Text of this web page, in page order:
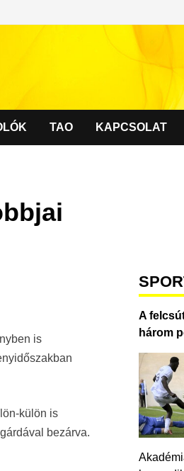
TAO KAPCSOLAT
is
külön is
bezárva.
A
három